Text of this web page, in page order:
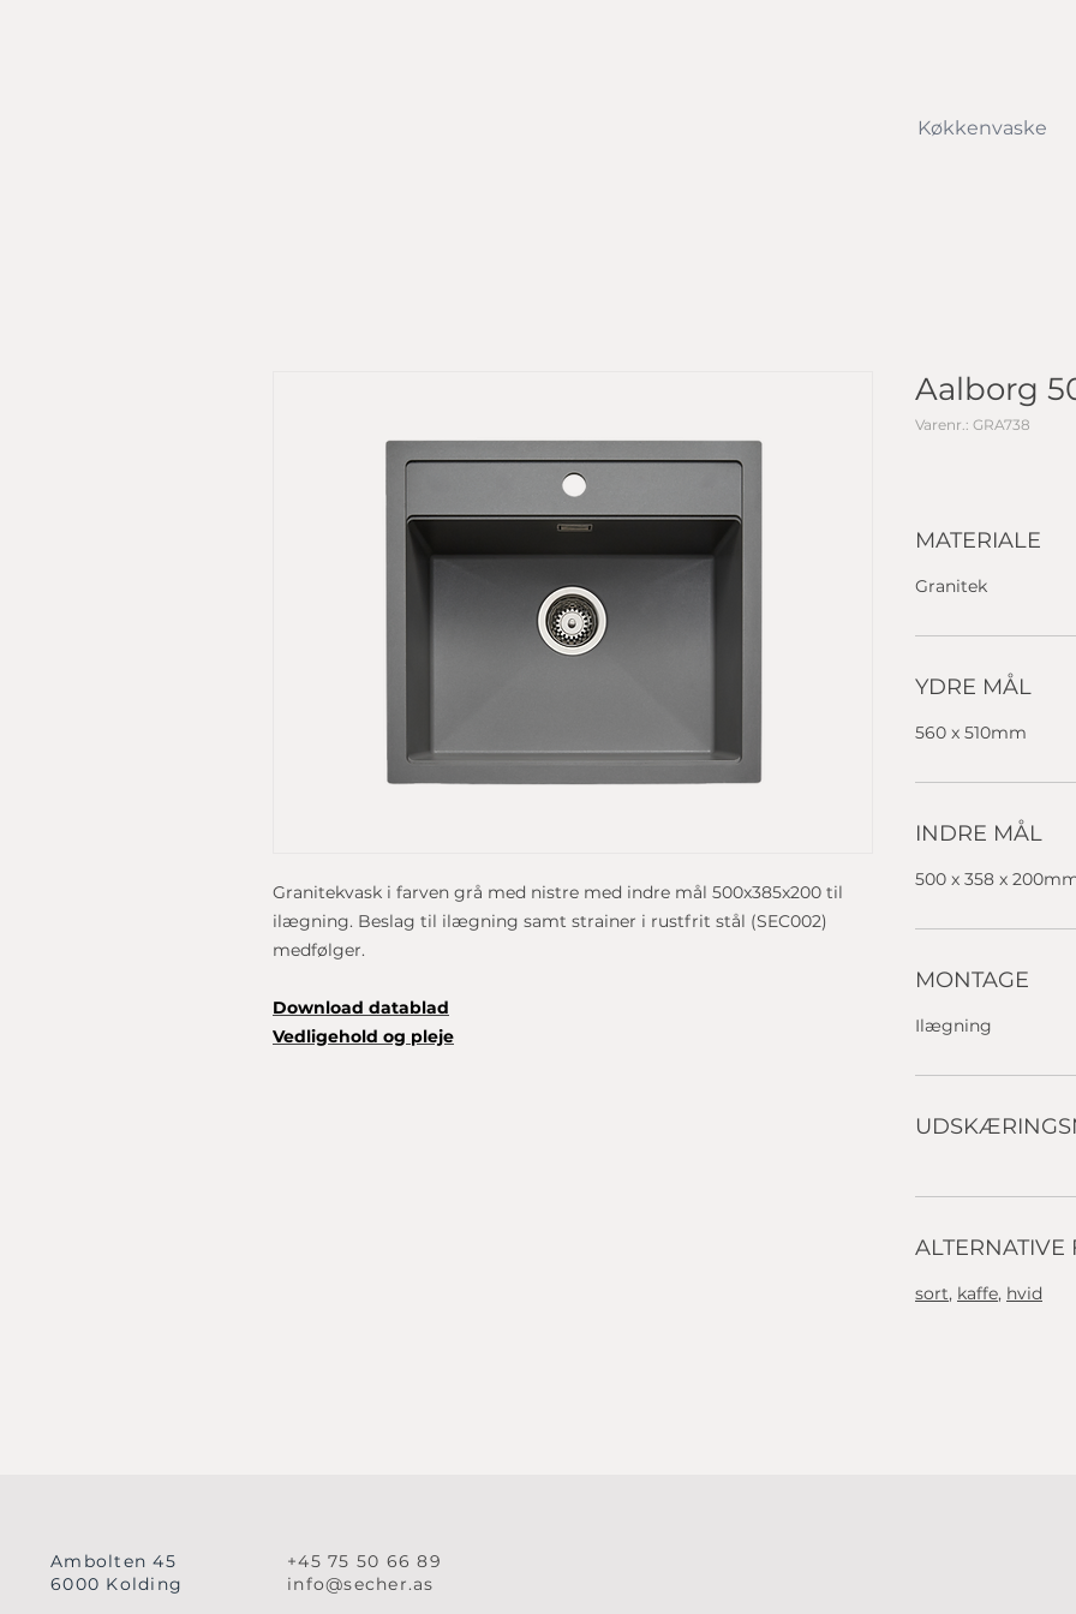
Køkkenvaske
Granitekvask i farven grå med nistre med indre mål 500x385x200 til
ilægning. Beslag til ilægning samt strainer i rustfrit stål (SEC002)
medfølger.
Download datablad
Vedligehold og pleje
Aalborg
Varenr.: GRA738
MATERIALE
Granitek
YDRE MÅL
560 x 510mm
INDRE MÅL
500 x 358 x
MONTAGE
Ilægning
ALTERNATIVE
sort, kaffe, hvid
Ambolten 45
6000 Kolding
+45 75 50 66 89
info@secher.as